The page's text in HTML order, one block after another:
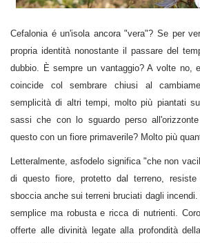
Cefalonia é un'isola ancora "vera"? Se per
propria identità nonostante il passare del
dubbio. È sempre un vantaggio? A volte no,
coincide col sembrare chiusi al
semplicità di altri tempi, molto più piantati
sassi che con lo sguardo perso
questo con un fiore primaverile? Molto più
Letteralmente, asfodelo significa "che non
di questo fiore, protetto dal terreno,
sboccia anche sui terreni bruciati dagli
semplice ma robusta e ricca di nutrienti.
offerte alle divinità legate alla profondità